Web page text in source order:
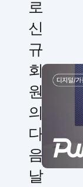
로
신
규
회
원
의
다
음
날